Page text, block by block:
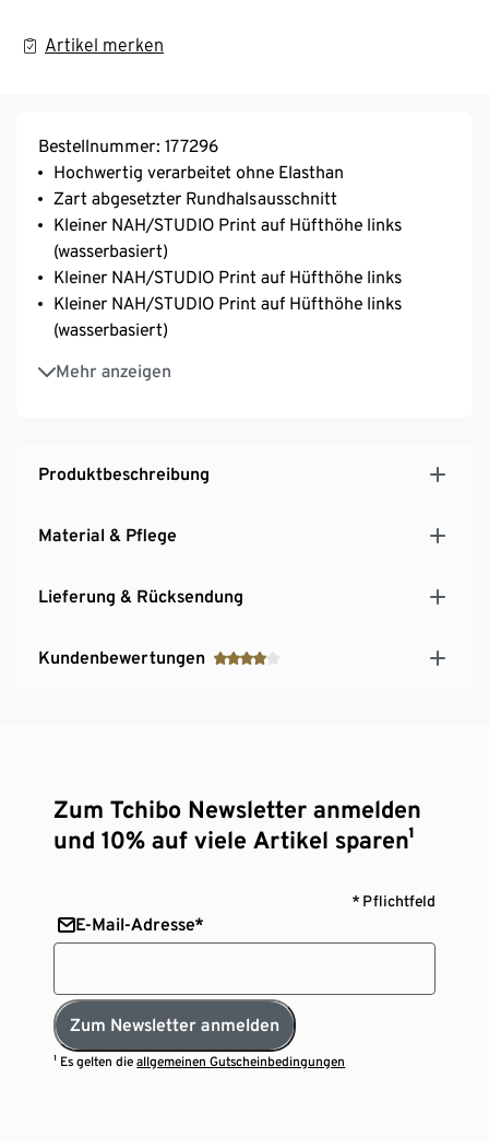
Artikel merken
Bestellnummer: 177296
Hochwertig verarbeitet ohne Elasthan
Zart abgesetzter Rundhalsausschnitt
Kleiner NAH/STUDIO Print auf Hüfthöhe links
(wasserbasiert)
Kleiner NAH/STUDIO Print auf Hüfthöhe links
Kleiner NAH/STUDIO Print auf Hüfthöhe links
(wasserbasiert)
Mehr anzeigen
Kleiner NAH/STUDIO Print auf Hüfthöhe links
Produktbeschreibung
Material & Pflege
Lieferung & Rücksendung
Kundenbewertungen
Zum Tchibo Newsletter anmelden
und 10% auf viele Artikel sparen¹
* Pflichtfeld
E-Mail-Adresse*
Zum Newsletter anmelden
¹ Es gelten dieallgemeinen Gutscheinbedingungen